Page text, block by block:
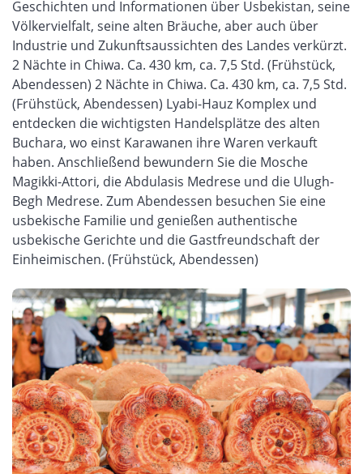
Geschichten und Informationen über Usbekistan, seine
Völkervielfalt, seine alten Bräuche, aber auch über
Industrie und Zukunftsaussichten des Landes verkürzt.
2 Nächte in Chiwa. Ca. 430 km, ca. 7,5 Std. (Frühstück,
Abendessen) 2 Nächte in Chiwa. Ca. 430 km, ca. 7,5 Std.
(Frühstück, Abendessen) Lyabi-Hauz Komplex und
entdecken die wichtigsten Handelsplätze des alten
Buchara, wo einst Karawanen ihre Waren verkauft
haben. Anschließend bewundern Sie die Mosche
Magikki-Attori, die Abdulasis Medrese und die Ulugh-
Begh Medrese. Zum Abendessen besuchen Sie eine
usbekische Familie und genießen authentische
usbekische Gerichte und die Gastfreundschaft der
Einheimischen. (Frühstück, Abendessen)